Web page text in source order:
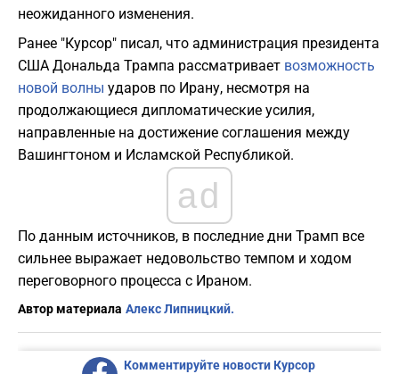
неожиданного изменения.
Ранее "Курсор" писал, что администрация президента
США Дональда Трампа рассматривает возможность
новой волны ударов по Ирану, несмотря на
продолжающиеся дипломатические усилия,
направленные на достижение соглашения между
Вашингтоном и Исламской Республикой.
ad
По данным источников, в последние дни Трамп все
сильнее выражает недовольство темпом и ходом
переговорного процесса с Ираном.
Автор материала Алекс Липницкий.
Комментируйте новости Курсор